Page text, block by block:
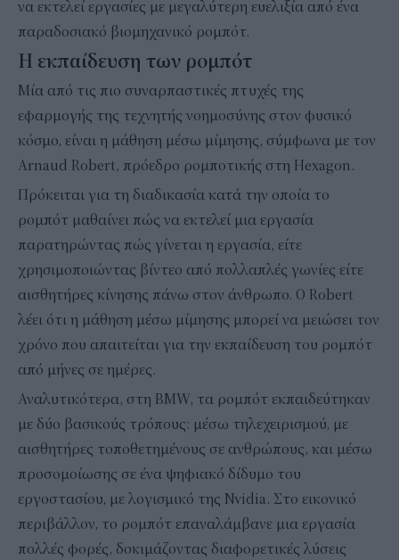
να εκτελεί εργασίες με μεγαλύτερη ευελιξία από ένα
παραδοσιακό βιομηχανικό ρομπότ.
Η εκπαίδευση των ρομπότ
Μία από τις πιο συναρπαστικές πτυχές της
εφαρμογής της τεχνητής νοημοσύνης στον φυσικό
κόσμο, είναι η μάθηση μέσω μίμησης, σύμφωνα με τον
Arnaud Robert, πρόεδρο ρομποτικής στη Hexagon.
Πρόκειται για τη διαδικασία κατά την οποία το
ρομπότ μαθαίνει πώς να εκτελεί μια εργασία
παρατηρώντας πώς γίνεται η εργασία, είτε
χρησιμοποιώντας βίντεο από πολλαπλές γωνίες είτε
αισθητήρες κίνησης πάνω στον άνθρωπο. Ο Robert
λέει ότι η μάθηση μέσω μίμησης μπορεί να μειώσει τον
χρόνο που απαιτείται για την εκπαίδευση του ρομπότ
από μήνες σε ημέρες.
Αναλυτικότερα, στη BMW, τα ρομπότ εκπαιδεύτηκαν
με δύο βασικούς τρόπους: μέσω τηλεχειρισμού, με
αισθητήρες τοποθετημένους σε ανθρώπους, και μέσω
προσομοίωσης σε ένα ψηφιακό δίδυμο του
εργοστασίου, με λογισμικό της Nvidia. Στο εικονικό
περιβάλλον, το ρομπότ επαναλάμβανε μια εργασία
πολλές φορές, δοκιμάζοντας διαφορετικές λύσεις